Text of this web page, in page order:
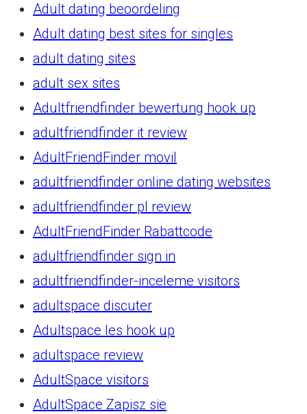
Adult dating beoordeling
Adult dating best sites for singles
adult dating sites
adult sex sites
Adultfriendfinder bewertung hook up
adultfriendfinder it review
AdultFriendFinder movil
adultfriendfinder online dating websites
adultfriendfinder pl review
AdultFriendFinder Rabattcode
adultfriendfinder sign in
adultfriendfinder-inceleme visitors
adultspace discuter
Adultspace les hook up
adultspace review
AdultSpace visitors
AdultSpace Zapisz sie